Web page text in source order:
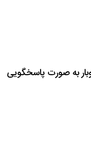
به صورت پاسخگویی